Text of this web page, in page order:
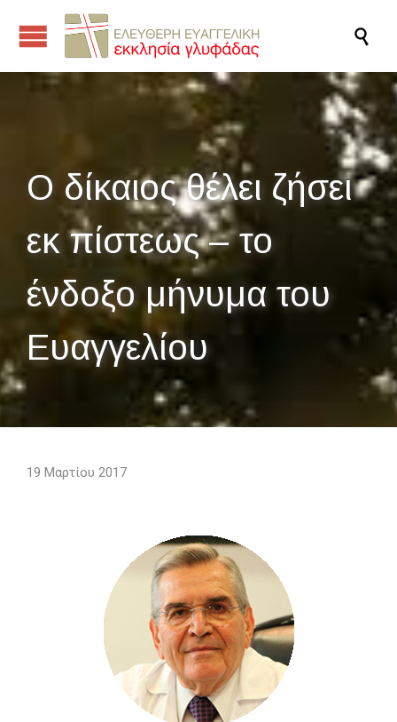

Ο δίκαιος θέλει ζήσει
εκ πίστεως – το
ένδοξο μήνυμα του
Ευαγγελίου
19 Μαρτίου 2017